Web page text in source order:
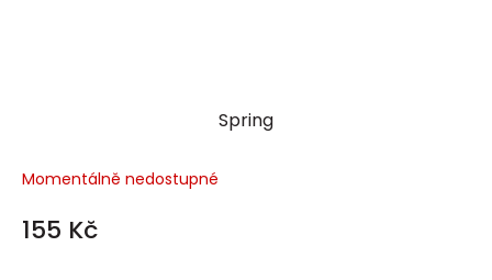
Spring
Momentálně nedostupné
155 Kč